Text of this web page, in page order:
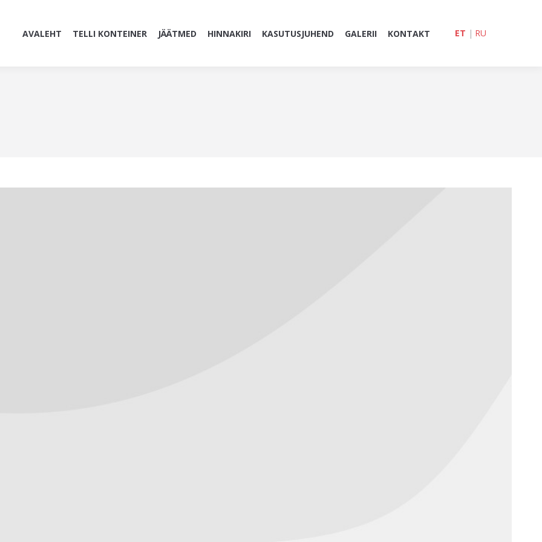
AVALEHT TELLI KONTEINER JÄÄTMED HINNAKIRI KASUTUSJUHEND GALERII KONTAKT ET | RU